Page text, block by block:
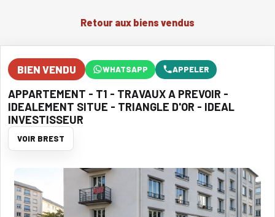
Retour aux biens vendus
BIEN VENDU WHATSAPP APPELER
APPARTEMENT - T1 - TRAVAUX A PREVOIR -
IDEALEMENT SITUE - TRIANGLE D'OR - IDEAL
INVESTISSEUR
VOIR BREST